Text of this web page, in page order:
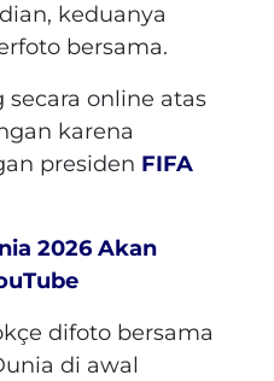
keduanya
bersama.
online atas
karena
presiden FIFA
2026 Akan
difoto bersama
di awal